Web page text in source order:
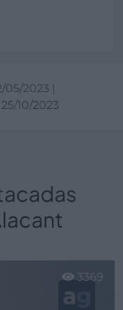
05/2023 |
25/10/2023
3369